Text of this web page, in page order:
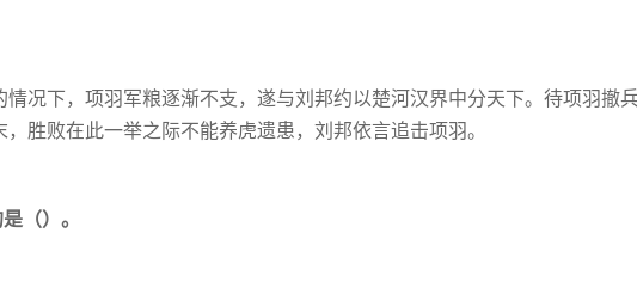
况下，项羽军粮逐渐不支，遂与刘邦约以楚河汉界中分天下。待项羽撤
胜败在此一举之际不能养虎遗患，刘邦依言追击项羽。
（）。